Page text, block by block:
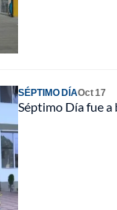
SÉPTIMO DÍAOct 17
Séptimo Día fue a